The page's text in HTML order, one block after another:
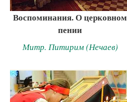
Воспоминания. О церковном
пении
Митр. Питирим (Нечаев)